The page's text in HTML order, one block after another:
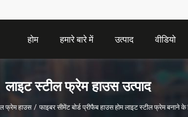
होम हमारे बारे में उत्पाद वीडियो
लाइट स्टील फ्रेम हाउस उत्पाद
फ्रेम हाउस / फाइबर सीमेंट बोर्ड प्रीफैब हाउस होम लाइट स्टील फ्रेम बनाने के